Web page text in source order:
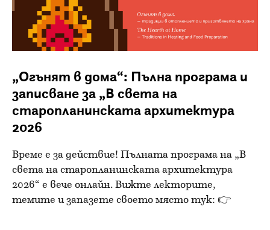
„Огънят в дома“: Пълна програма и
записване за „В света на
старопланинската архитектура
2026
Време е за действие! Пълната програма на „В
света на старопланинската архитектура
2026“ е вече онлайн. Вижте лекторите,
темите и запазете своето място тук: 👉